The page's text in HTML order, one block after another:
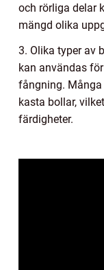
och rörliga delar
mängd olika
3. Olika typer av
kan användas
fångning. Många
kasta bollar,
färdigheter.